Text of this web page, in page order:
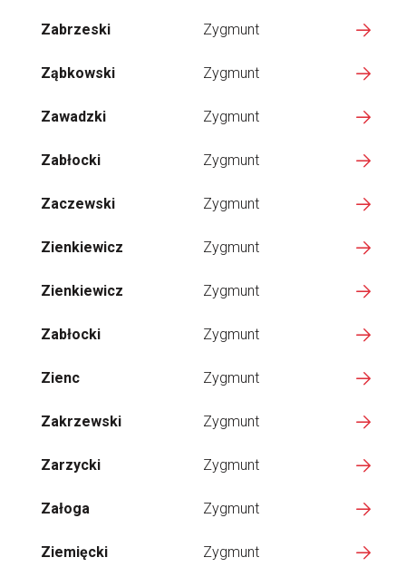
Zabrzeski Zygmunt
Ząbkowski Zygmunt
Zawadzki Zygmunt
Zabłocki Zygmunt
Zaczewski Zygmunt
Zienkiewicz Zygmunt
Zienkiewicz Zygmunt
Zabłocki Zygmunt
Zienc Zygmunt
Zakrzewski Zygmunt
Zarzycki Zygmunt
Załoga Zygmunt
Ziemięcki Zygmunt